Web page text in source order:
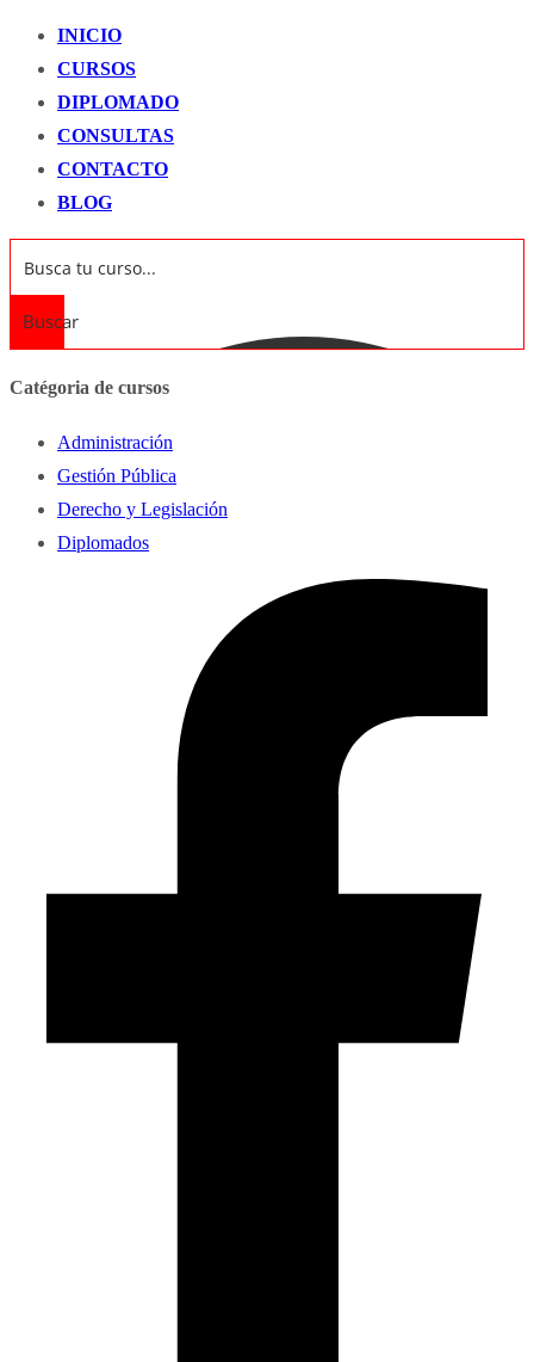
INICIO
CURSOS
DIPLOMADO
CONSULTAS
CONTACTO
BLOG
Buscar
Catégoria de cursos
Administración
Gestión Pública
Derecho y Legislación
Diplomados